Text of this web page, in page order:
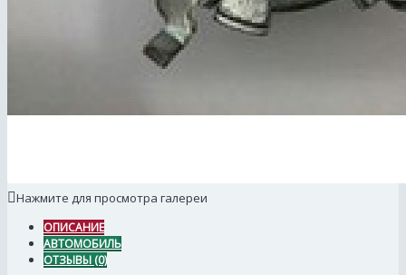
Нажмите для просмотра галереи
ОПИСАНИЕ
АВТОМОБИЛЬ
ОТЗЫВЫ (0)